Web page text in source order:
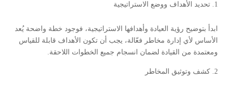
تحديد الأهداف ووضع الاستراتيجية
ابدأ بتوضيح رؤية العيادة وأهدافها الاستراتيجية، فوجود خطة واضحة يُعد
الأساس لأي إدارة مخاطر فعّالة، يجب أن تكون الأهداف قابلة للقياس
ومعتمدة من القيادة لضمان انسجام جميع الخطوات اللاحقة.
كشف وتوثيق المخاطر